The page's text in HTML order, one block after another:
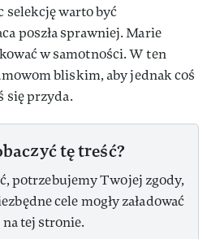
selekcję warto być
poszła sprawniej. Marie
w samotności. W ten
bliskim, aby jednak coś
się przyda.
tę treść?
potrzebujemy Twojej zgody,
cele mogły załadować
tej stronie.